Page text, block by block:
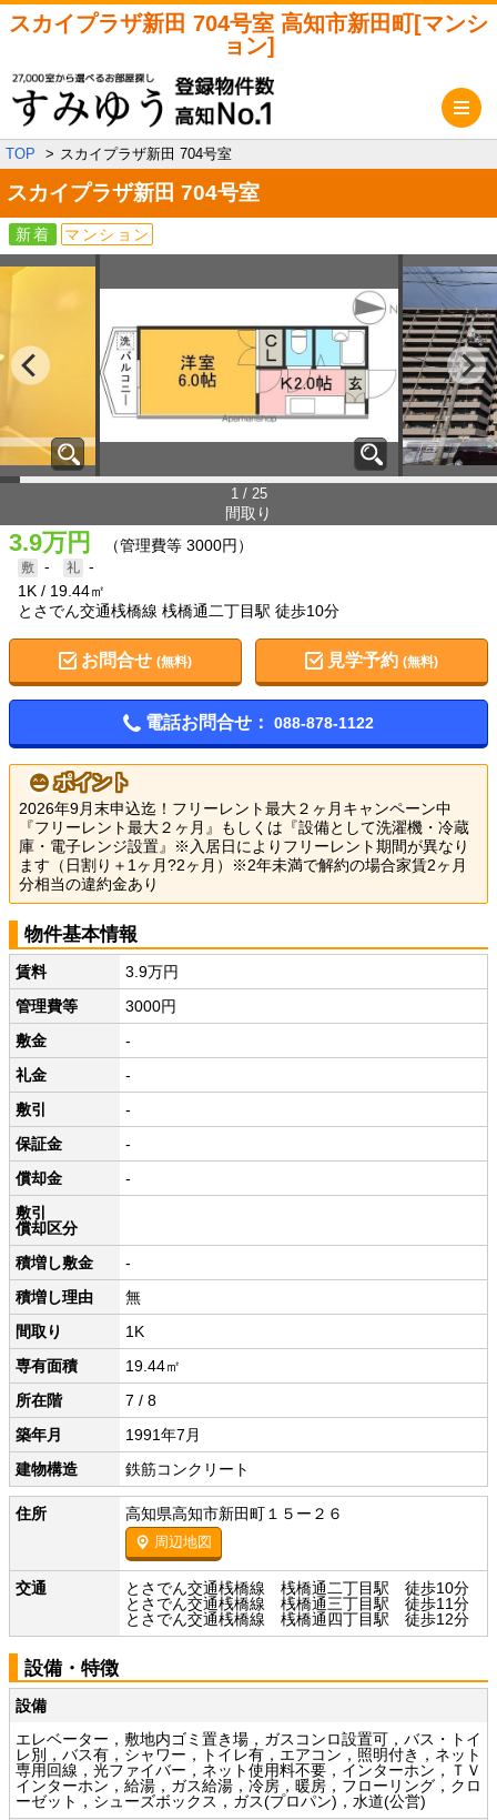
スカイプラザ新田 704号室 高知市新田町[マンシ
ョン]
TOP スカイプラザ新田 704号室
スカイプラザ新田 704号室
新着 マンション
1 / 25
間取り
3.9万円 （管理費等 3000円）
-
-
1K
19.44㎡
とさでん交通桟橋線 桟橋通二丁目駅 徒歩10分
お問合せ (無料) 見学予約(無料)
電話お問合せ： 088-878-1122
ポイント
2026年9月末申込迄！フリーレント最大２ヶ月キャンペーン中
『フリーレント最大２ヶ月』もしくは『設備として洗濯機・冷蔵
庫・電子レンジ設置』※入居日によりフリーレント期間が異なり
ます（日割り＋1ヶ月?2ヶ月）※2年未満で解約の場合家賃2ヶ月
分相当の違約金あり
物件基本情報
賃料
3.9万円
管理費等
3000円
敷金
-
礼金
-
敷引
-
保証金
-
償却金
-
敷引
償却区分
積増し敷金
-
積増し理由
無
間取り
1K
専有面積
19.44㎡
所在階
7 / 8
築年月
1991年7月
建物構造
鉄筋コンクリート
住所 高知県高知市新田町１５ー２６
周辺地図
交通
とさでん交通桟橋線 桟橋通二丁目駅 徒歩10分
とさでん交通桟橋線 桟橋通三丁目駅 徒歩11分
とさでん交通桟橋線 桟橋通四丁目駅 徒歩12分
設備・特徴
設備
エレベーター，敷地内ゴミ置き場，ガスコンロ設置可，バス・トイ
レ別，バス有，シャワー，トイレ有，エアコン，照明付き，ネット
専用回線，光ファイバー，ネット使用料不要，インターホン，ＴＶ
インターホン，給湯，ガス給湯，冷房，暖房，フローリング，クロ
ーゼット，シューズボックス，ガス(プロパン)，水道(公営)